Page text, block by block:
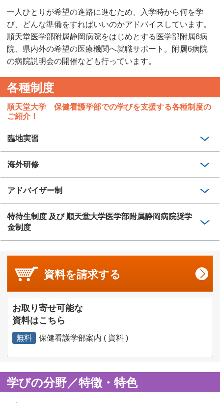
一人ひとりが希望の進路に進むため、入学時から何を学
び、どんな準備をすればいいのかアドバイスしています。
順天堂医学部附属静岡病院をはじめとする医学部附属6病
院、県内外の希望の医療機関へ就職サポート。附属6病院
の病院説明会の開催なども行っています。
各種制度
順天堂大学 保健看護学部での学びを支援する各種制度の
ご紹介！
臨地実習
海外研修
アドバイザー制
特待生制度 及び 順天堂大学医学部附属静岡病院奨学
金制度
資料を請求する
お取り寄せ可能な
資料はこちら
無料 保健看護学部案内 ( 資料 )
学びの分野／特徴・特色